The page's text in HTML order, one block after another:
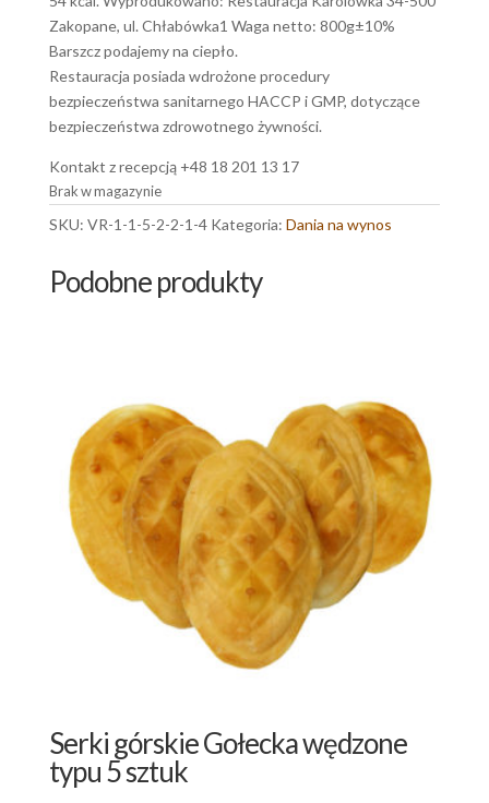
Zakopane, ul. Chłabówka1 Waga netto: 800g±10%
Barszcz podajemy na ciepło.
Restauracja posiada wdrożone procedury
bezpieczeństwa sanitarnego HACCP i GMP, dotyczące
bezpieczeństwa zdrowotnego żywności.
Kontakt z recepcją +48 18 201 13 17
Brak w magazynie
SKU: VR-1-1-5-2-2-1-4 Kategoria: Dania na wynos
Podobne produkty
Serki górskie Gołecka wędzone
typu 5 sztuk